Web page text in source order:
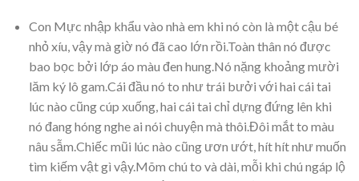
Con Mực nhập khẩu vào nhà em khi nó còn là một cậu bé
nhỏ xíu, vậy mà giờ nó đã cao lớn rồi.Toàn thân nó được
bao bọc bởi lớp áo màu đen hung.Nó nặng khoảng mười
lăm ký lô gam.Cái đầu nó to như trái bưởi với hai cái tai
lúc nào cũng cúp xuống, hai cái tai chỉ dựng đứng lên khi
nó đang hóng nghe ai nói chuyện mà thôi.Đôi mắt to màu
nâu sẫm.Chiếc mũi lúc nào cũng ươn ướt, hít hít như muốn
tìm kiếm vật gì vậy.Mõm chú to và dài, mỗi khi chú ngáp lộ